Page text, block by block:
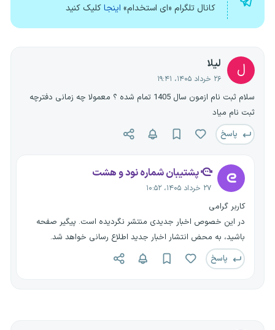
کانال تلگرام «ای استخدام» اینجاکلیک کنید
ل لیلا
۲۶ خرداد ۱۴۰۵، ۱۹:۴۱
سلام ثبت نام ازمون سال 1405 تمام شده ؟ معمولا چه زمانی دفترچه
ثبت نام میاد
پاسخ
پشتیبان شماره نود و هشت
۲۷ خرداد ۱۴۰۵، ۱۰:۵۲
کاربر گرامی
در این خصوص اخبار جدیدی منتشر نگردیده است. پیگیر صفحه
باشید، به محض انتشار اخبار جدید اطلاع رسانی خواهد شد.
پاسخ